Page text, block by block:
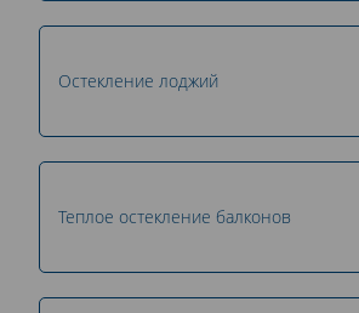
Остекление лоджий
Теплое остекление балконов